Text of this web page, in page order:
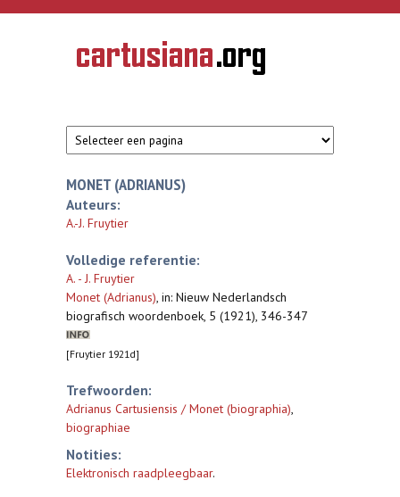
Overslaan en naar de inhoud gaan
CARTUSIANA
Geschiedenis
van de
MONET (ADRIANUS)
Auteurs:
A.-J. Fruytier
Volledige referentie:
A. - J. Fruytier
Monet (Adrianus), in: Nieuw Nederlandsch
biografisch woordenboek, 5 (1921), 346-347
[Fruytier 1921d]
Trefwoorden:
Adrianus Cartusiensis / Monet (biographia),
biographiae
Notities:
Elektronisch raadpleegbaar.